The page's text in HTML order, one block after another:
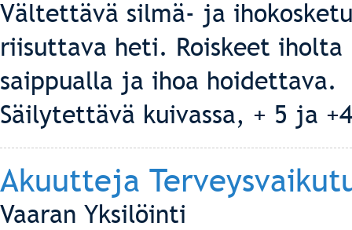
Vältettävä silmä- ja
riisuttava heti. Roiskeet iholta
saippualla ja ihoa hoidettava.
Säilytettävä kuivassa, + 5 ja
Akuutteja
Vaaran Yksilöinti